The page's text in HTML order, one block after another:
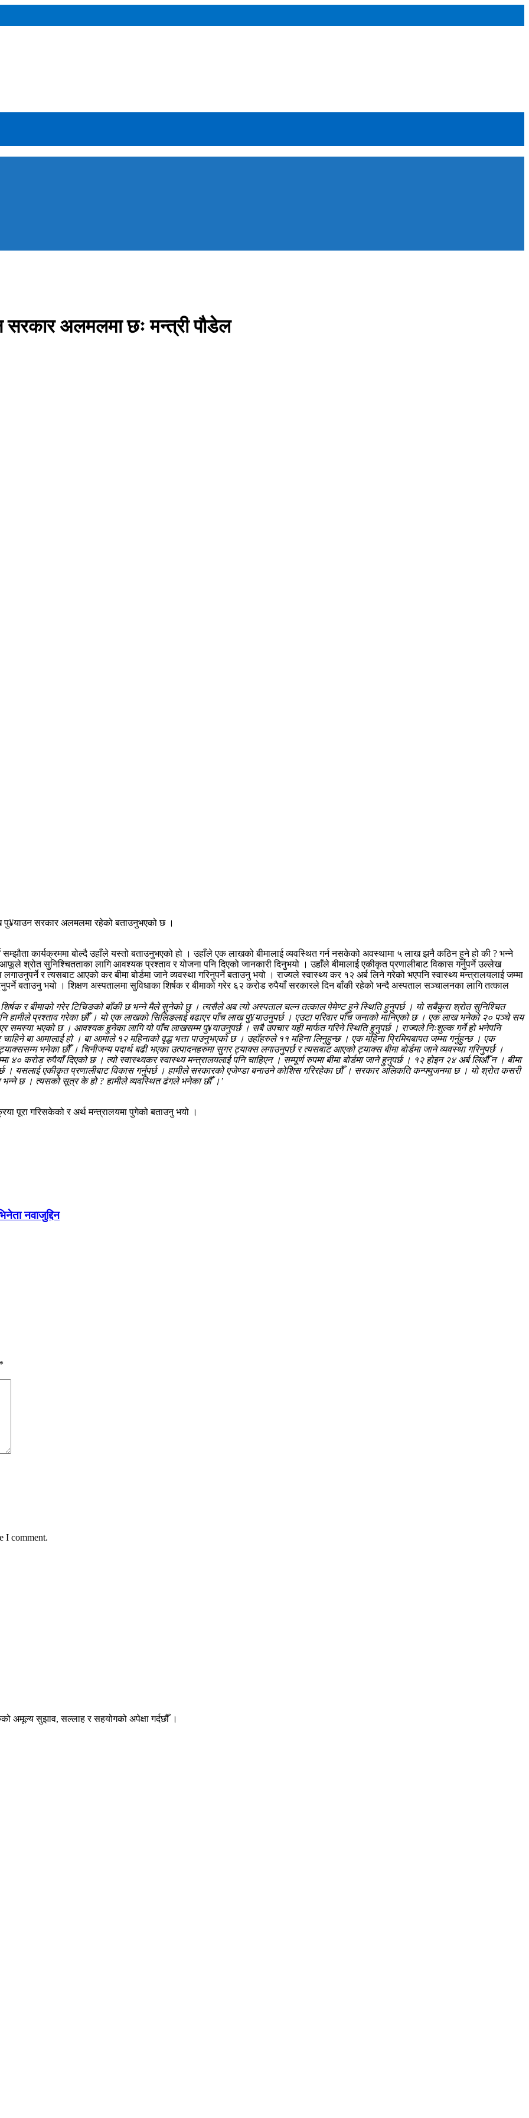
सरकार अलमलमा छः मन्त्री पौडेल
पु¥याउन सरकार अलमलमा रहेको बताउनुभएको छ ।
सम्झौता कार्यक्रममा बोल्दै उहाँले यस्तो बताउनुभएको हो । उहाँले एक लाखको बीमालाई व्यवस्थित गर्न नसकेको अवस्थामा ५ लाख झनै कठिन हुने हो की ? भन्ने
श्रोत सुनिश्चितताका लागि आवश्यक प्रश्ताव र योजना पनि दिएको जानकारी दिनुभयो । उहाँले बीमालाई एकीकृत प्रणालीबाट विकास गर्नुपर्ने उल्लेख
र त्यसबाट आएको कर बीमा बोर्डमा जाने व्यवस्था गरिनुपर्ने बताउनु भयो । राज्यले स्वास्थ्य कर १२ अर्ब लिने गरेको भएपनि स्वास्थ्य मन्त्रालयलाई जम्मा
बताउनु भयो । शिक्षण अस्पतालमा सुविधाका शिर्षक र बीमाको गरेर ६२ करोड रुपैयाँ सरकारले दिन बाँकी रहेको भन्दै अस्पताल सञ्चालनका लागि तत्काल
र बीमाको गरेर टिचिङको बाँकी छ भन्ने मैले सुनेको छु । त्यसैले अब त्यो अस्पताल चल्न तत्काल पेमेण्ट हुने स्थिति हुनुपर्छ । यो सबैकुरा श्रोत सुनिश्चित
हामीले प्रश्ताव गरेका छौँ । यो एक लाखको सिलिङलाई बढाएर पाँच लाख पु¥याउनुपर्छ । एउटा परिवार पाँच जनाको मानिएको छ । एक लाख भनेको २० पञ्चे सय
समस्या भएको छ । आवश्यक हुनेका लागि यो पाँच लाखसम्म पु¥याउनुपर्छ । सबै उपचार यही मार्फत गरिने स्थिति हुनुपर्छ । राज्यले निःशुल्क गर्ने हो भनेपनि
चाहिने बा आमालाई हो । बा आमाले १२ महिनाको वृद्ध भत्ता पाउनुभएको छ । उहाँहरुले ११ महिना लिनुहुन्छ । एक महिना प्रिमियबापत जम्मा गर्नुहुन्छ । एक
भनेका छौँ । चिनीजन्य पदार्थ बढी भएका उत्पादनहरुमा सुगर ट्याक्स लगाउनुपर्छ र त्यसबाट आएको ट्याक्स बीमा बोर्डमा जाने व्यवस्था गरिनुपर्छ ।
करोड रुपैयाँ दिएको छ । त्यो स्वास्थ्यकर स्वास्थ्य मन्त्रालयलाई पनि चाहिएन । सम्पूर्ण रुपमा बीमा बोर्डमा जाने हुनुपर्छ । १२ होइन २४ अर्ब लिऔँ न । बीमा
। यसलाई एकीकृत प्रणालीबाट विकास गर्नुपर्छ । हामीले सरकारको एजेण्डा बनाउने कोशिस गरिरहेका छौँ । सरकार अलिकति कन्फ्युजनमा छ । यो श्रोत कसरी
भन्ने छ । त्यसको सूत्र के हो ? हामीले व्यवस्थित ढंगले भनेका छौँ ।’
पूरा गरिसकेको र अर्थ मन्त्रालयमा पुगेको बताउनु भयो ।
नवाजुद्दिन
*
I comment.
अमूल्य सुझाव, सल्लाह र सहयोगको अपेक्षा गर्दछौँ ।